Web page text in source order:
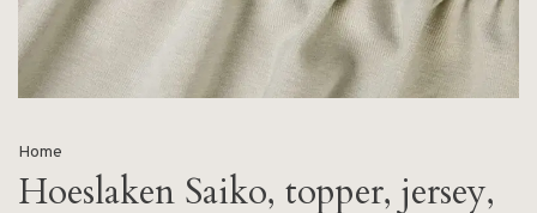
Home
Hoeslaken Saiko, topper, jersey,